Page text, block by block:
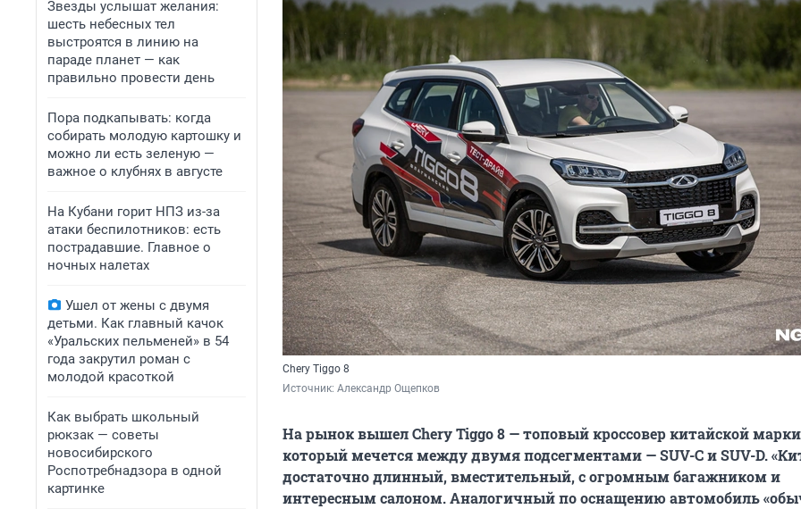
Звезды услышат желания:
шесть небесных тел
выстроятся в линию на
параде планет — как
правильно провести день
Пора подкапывать: когда
собирать молодую картошку и
можно ли есть зеленую —
важное о клубнях в августе
На Кубани горит НПЗ из-за
атаки беспилотников: есть
пострадавшие. Главное о
ночных налетах
Ушел от жены с двумя
детьми. Как главный качок
«Уральских пельменей» в 54
года закрутил роман с
молодой красоткой
Как выбрать школьный
рюкзак — советы
новосибирского
Роспотребнадзора в одной
картинке
Chery Tiggo 8
Источник: Александр Ощепков
На рынок вышел Chery Tiggo 8 — топовый кроссовер китайской марки
который мечется между двумя подсегментами —SUV-CиSUV-D.
достаточно длинный, вместительный, с огромным багажником и
интересным салоном. Аналогичный по оснащению автомобиль